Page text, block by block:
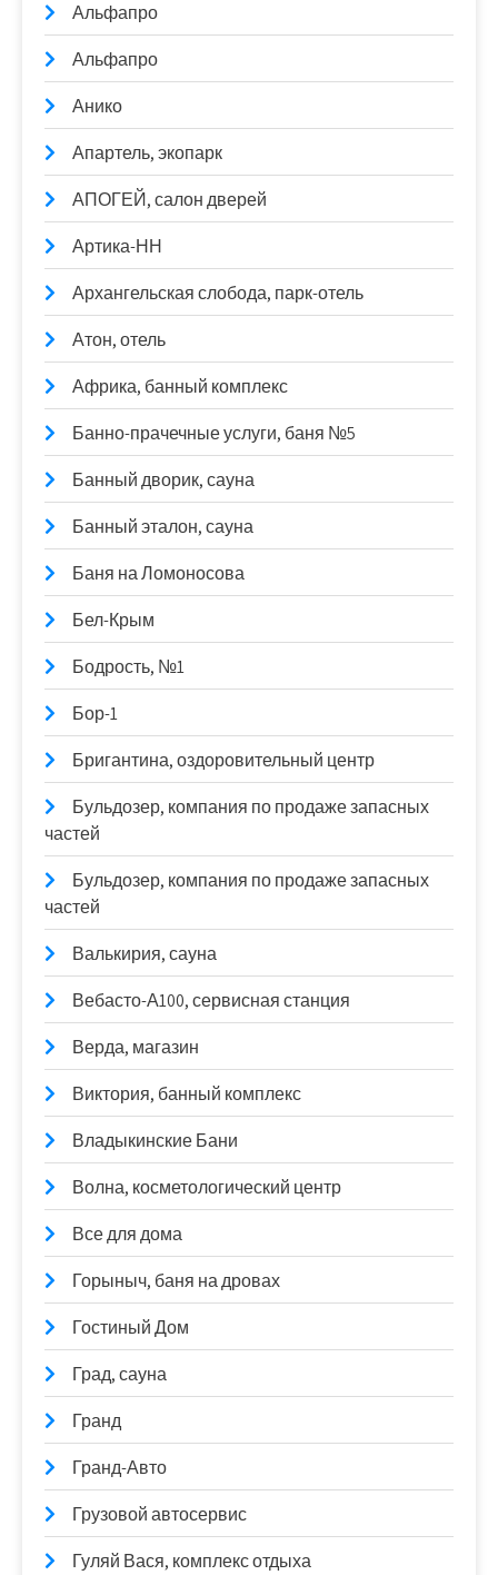
Альфапро
Альфапро
Анико
Апартель, экопарк
АПОГЕЙ, салон дверей
Артика-НН
Архангельская слобода, парк-отель
Атон, отель
Африка, банный комплекс
Банно-прачечные услуги, баня №5
Банный дворик, сауна
Банный эталон, сауна
Баня на Ломоносова
Бел-Крым
Бодрость, №1
Бор-1
Бригантина, оздоровительный центр
Бульдозер, компания по продаже запасных
частей
Бульдозер, компания по продаже запасных
частей
Валькирия, сауна
Вебасто-А100, сервисная станция
Верда, магазин
Виктория, банный комплекс
Владыкинские Бани
Волна, косметологический центр
Все для дома
Горыныч, баня на дровах
Гостиный Дом
Град, сауна
Гранд
Гранд-Авто
Грузовой автосервис
Гуляй Вася, комплекс отдыха